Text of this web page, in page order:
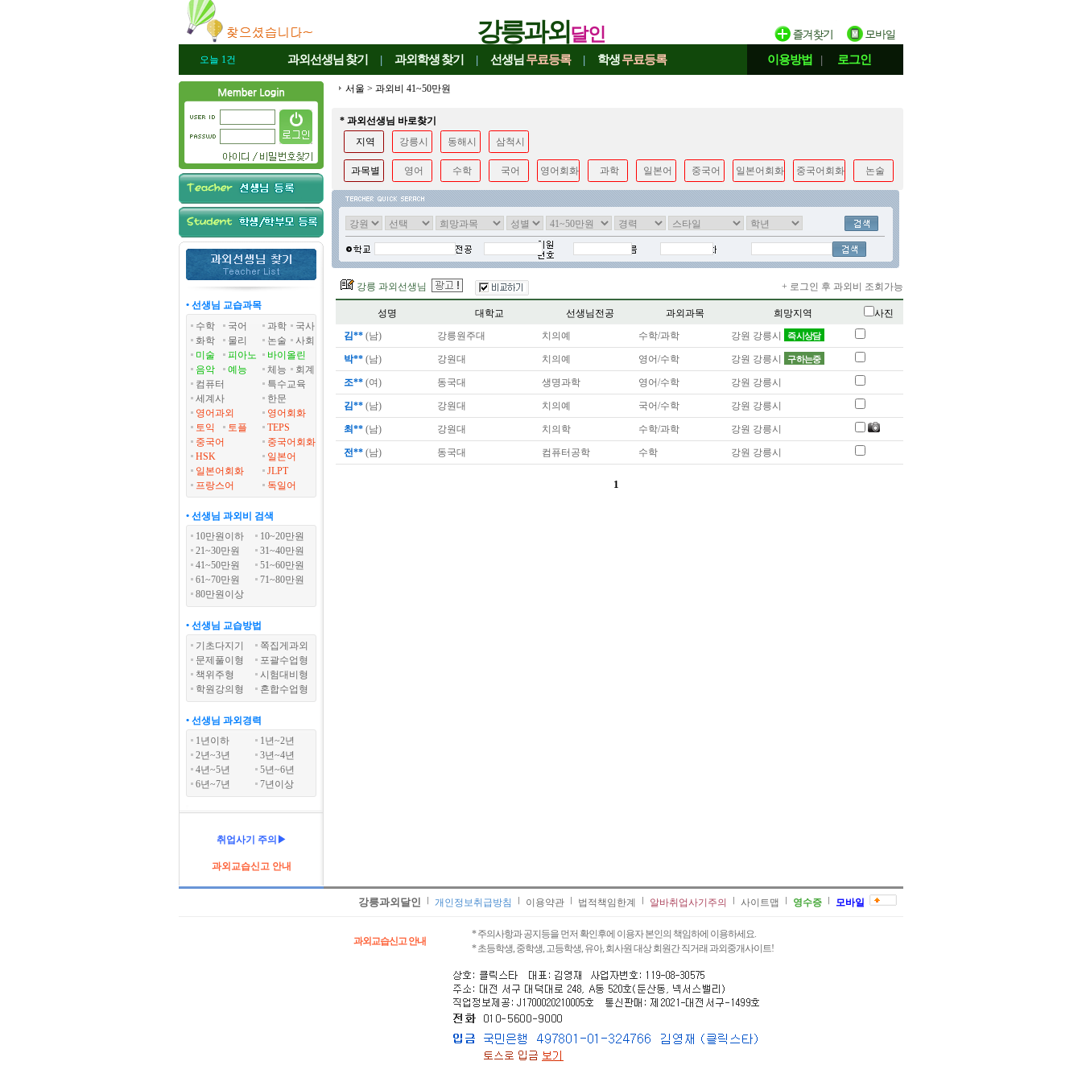
강릉과외달인
오늘 1건 과외선생님 찾기 | 과외학생찾기 | 선생님 무료등록 | 학생무료등록 이용방법 | 로그인
• 선생님 교습과목
수학
국어 과학
국사
화학
물리 논술
사회
미술
피아노
바이올린
음악
예능 체능
회계
컴퓨터
특수교육
세계사
한문
영어과외
영어회화
토익
토플
TEPS
중국어
중국어회화
HSK
일본어
일본어회화
JLPT
프랑스어
독일어
• 선생님 과외비 검색
10만원이하
10~20만원
21~30만원
31~40만원
41~50만원
51~60만원
61~70만원
71~80만원
80만원이상
• 선생님 교습방법
기초다지기
쪽집게과외
문제풀이형
포괄수업형
책위주형
시험대비형
학원강의형
혼합수업형
• 선생님 과외경력
1년이하
1년~2년
2년~3년
3년~4년
4년~5년
5년~6년
6년~7년
7년이상
취업사기 주의▶
과외교습신고 안내
서울 > 과외비 41~50만원
* 과외선생님 바로찾기
지역
강릉시 동해시 삼척시
과목별 영어 수학 국어 영어회화 과학 일본어 중국어 일본어회화 중국어회화 논술
강릉 과외선생님 + 로그인 후 과외비 조회가능
성명 대학교 선생님전공 과외과목 희망지역
사진
김** (남) 강릉원주대 치의예 수학/과학 강원 강릉시 즉시상담
박** (남) 강원대 치의예 영어/수학 강원 강릉시 구하는중
조** (여) 동국대 생명과학 영어/수학 강원 강릉시
김** (남) 강원대 치의예 국어/수학 강원 강릉시
최** (남) 강원대 치의학 수학/과학 강원 강릉시
전** (남) 동국대 컴퓨터공학 수학 강원 강릉시
1
강릉과외달인 개인정보취급방침 이용약관 법적책임한계 알바취업사기주의 사이트맵 영수증 모바일
과외교습신고 안내
* 주의사항과 공지등을 먼저 확인후에 이용자 본인의 책임하에 이용하세요.
* 초등학생, 중학생, 고등학생, 유아, 회사원 대상 회원간 직거래 과외중개사이트!